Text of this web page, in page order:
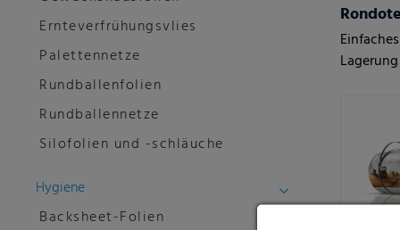
Ernteverfrühungsvlies
Palettennetze
Rundballenfolien
Rundballennetze
Silofolien und -schläuche
Hygiene
Backsheet-Folien